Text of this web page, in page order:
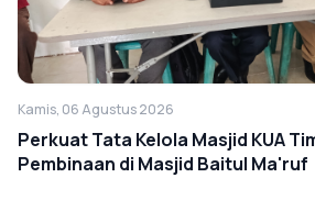
Kamis, 06 Agustus 2026
Perkuat Tata Kelola Masjid KUA
Pembinaan di Masjid Baitul Ma'ruf